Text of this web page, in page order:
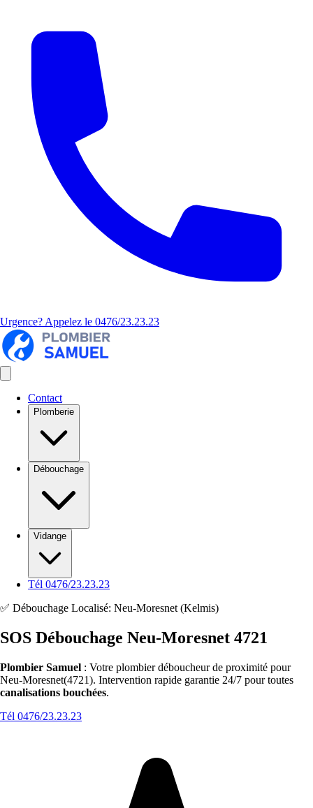
Urgence? Appelez le 0476/23.23.23
Contact
Plomberie
Débouchage
Vidange
Tél 0476/23.23.23
✅ Débouchage Localisé: Neu-Moresnet (Kelmis)
SOS Débouchage Neu-Moresnet 4721
Plombier Samuel : Votre plombier déboucheur de proximité pour
Neu-Moresnet(4721). Intervention rapide garantie 24/7 pour toutes
canalisations bouchées.
Tél 0476/23.23.23